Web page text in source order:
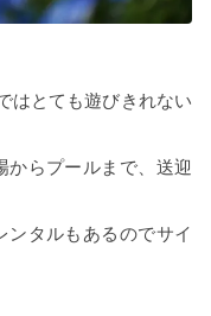
はとても遊びきれない
からプールまで、送迎
ンタルもあるのでサイ